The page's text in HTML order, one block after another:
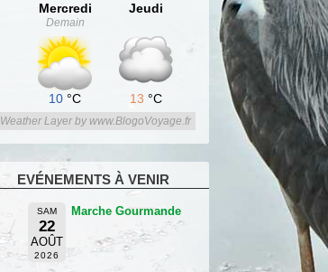
Mercredi
Demain
10 °C
Jeudi
13 °C
Weather Layer by www.BlogoVoyage.fr
EVÉNEMENTS À VENIR
SAM
22
AOÛT
2026
Marche Gourmande